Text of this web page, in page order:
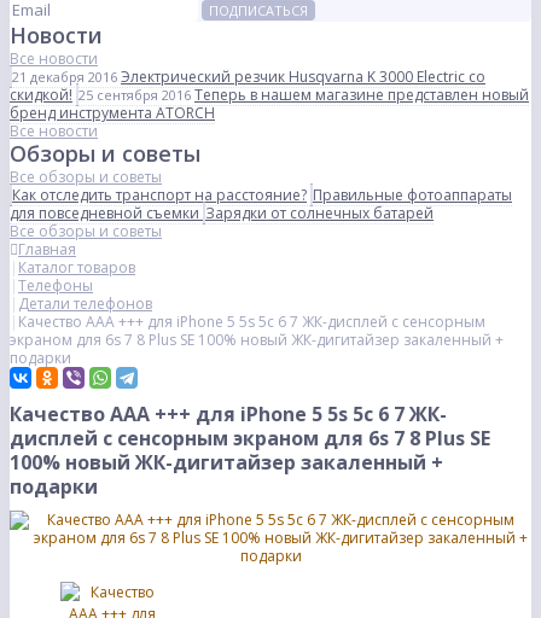
ПОДПИСАТЬСЯ
Новости
Все новости
21 декабря 2016 Электрический резчик Husqvarna K 3000 Electric со
скидкой! 25 сентября 2016 Теперь в нашем магазине представлен новый
бренд инструмента ATORCH
Все новости
Обзоры и советы
Все обзоры и советы
Как отследить транспорт на расстояние? Правильные фотоаппараты
для повседневной съемкиЗарядки от солнечных батарей
Все обзоры и советы
Главная
Каталог товаров
Телефоны
Детали телефонов
Качество AAA +++ для iPhone 5 5s 5c 6 7 ЖК-дисплей с сенсорным
экраном для 6s 7 8 Plus SE 100% новый ЖК-дигитайзер закаленный +
подарки
Качество AAA +++ для iPhone 5 5s 5c 6 7 ЖК-
дисплей с сенсорным экраном для 6s 7 8 Plus SE
100% новый ЖК-дигитайзер закаленный +
подарки